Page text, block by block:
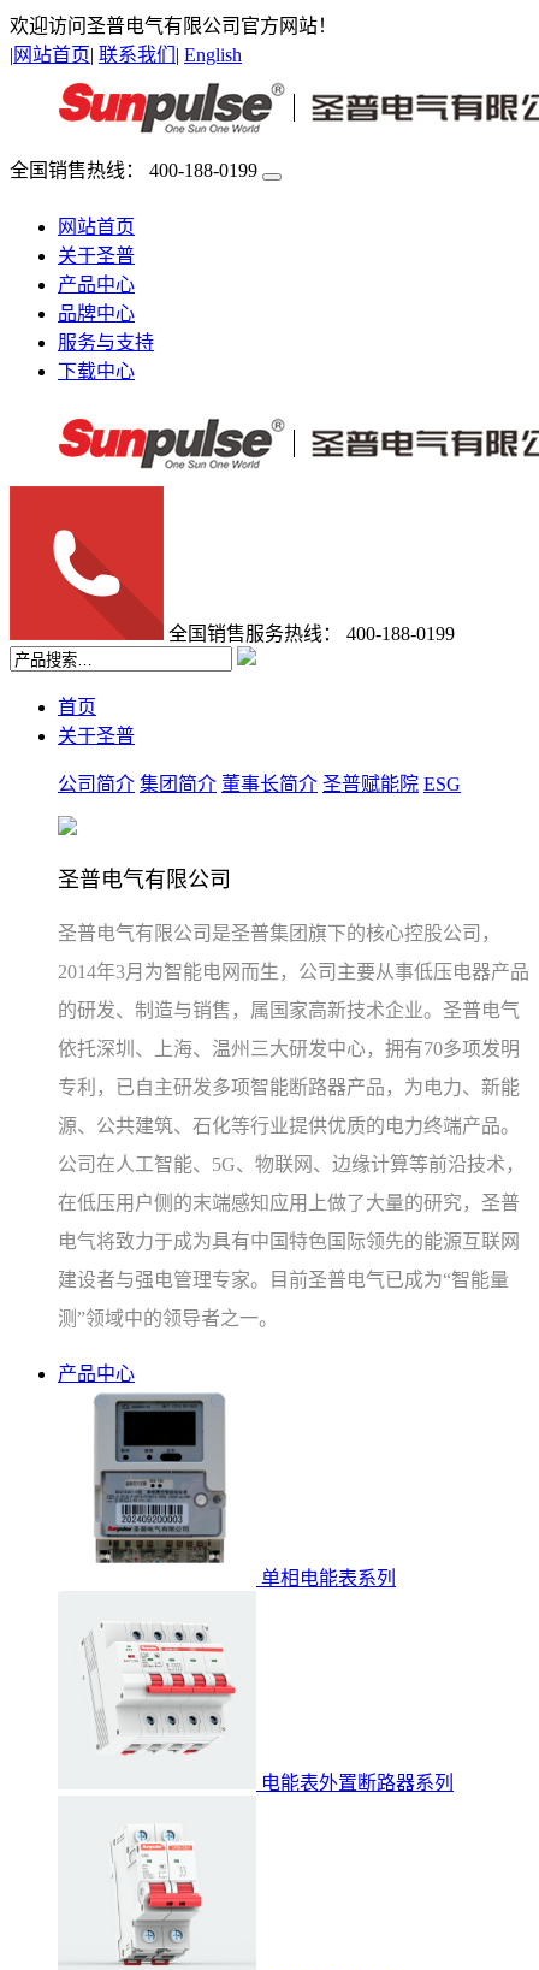
欢迎访问圣普电气有限公司官方网站！
| 网站首页| 联系我们 | English
全国销售热线： 400-188-0199
网站首页
关于圣普
产品中心
品牌中心
服务与支持
下载中心
全国销售服务热线： 400-188-0199
首页
关于圣普
公司简介 集团简介 董事长简介 圣普赋能院 ESG
圣普电气有限公司
圣普电气有限公司是圣普集团旗下的核心控股公司，
2014年3月为智能电网而生，公司主要从事低压电器产品
的研发、制造与销售，属国家高新技术企业。圣普电气
依托深圳、上海、温州三大研发中心，拥有70多项发明
专利，已自主研发多项智能断路器产品，为电力、新能
源、公共建筑、石化等行业提供优质的电力终端产品。
公司在人工智能、5G、物联网、边缘计算等前沿技术，
在低压用户侧的末端感知应用上做了大量的研究，圣普
电气将致力于成为具有中国特色国际领先的能源互联网
建设者与强电管理专家。目前圣普电气已成为“智能量
测”领域中的领导者之一。
产品中心
单相电能表系列
电能表外置断路器系列